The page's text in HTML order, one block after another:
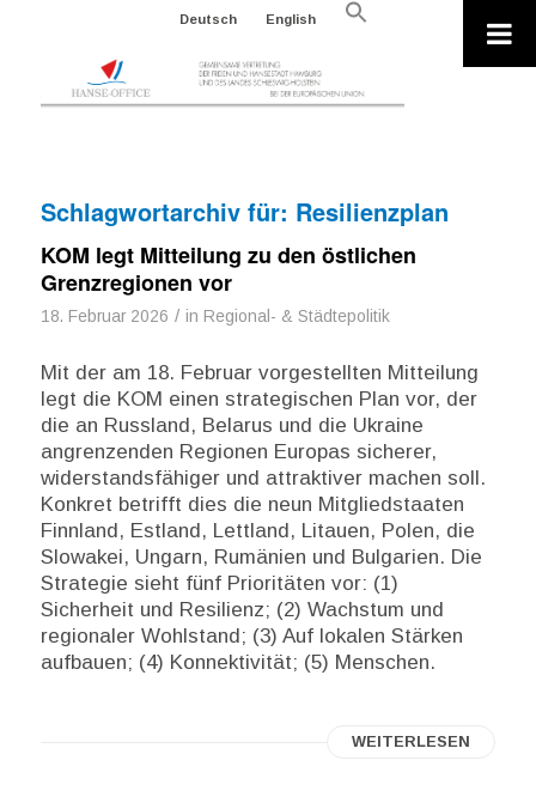
Deutsch English
Search
Schlagwortarchiv für: Resilienzplan
KOM legt Mitteilung zu den östlichen
Grenzregionen vor
18. Februar 2026 / in Regional- & Städtepolitik
Mit der am 18. Februar vorgestellten Mitteilung
legt die KOM einen strategischen Plan vor, der
die an Russland, Belarus und die Ukraine
angrenzenden Regionen Europas sicherer,
widerstandsfähiger und attraktiver machen soll.
Konkret betrifft dies die neun Mitgliedstaaten
Finnland, Estland, Lettland, Litauen, Polen, die
Slowakei, Ungarn, Rumänien und Bulgarien. Die
Strategie sieht fünf Prioritäten vor: (1)
Sicherheit und Resilienz; (2) Wachstum und
regionaler Wohlstand; (3) Auf lokalen Stärken
aufbauen; (4) Konnektivität; (5) Menschen.
WEITERLESEN